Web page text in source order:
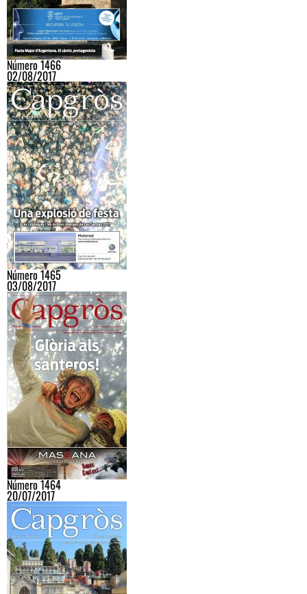
Número 1466
02/08/2017
Número 1465
03/08/2017
Número 1464
20/07/2017